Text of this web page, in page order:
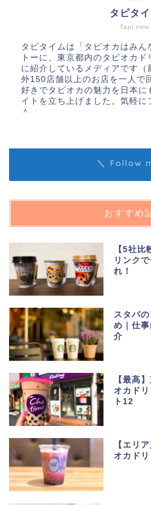
Tapi time
タピタ
タピタイムは「タピオカはみん
トーに、東京都内のタピオカ
に紹介しているメディアです（
外150店舗以上のお店を一人で
好きでタピオカの魅力を日本に
イトを立ち上げました。気軽に
＾
＼ Follow
おすすめ
【5社
リンク
れ！
スタバ
め｜仕
介
【最高
オカド
ト12
【エリ
オカド